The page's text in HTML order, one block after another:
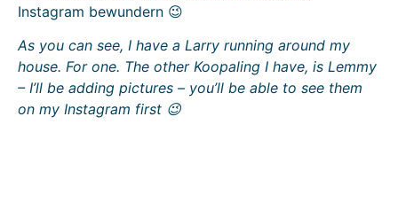
Instagram bewundern 😉
As you can see, I have a Larry running around my
house. For one. The other Koopaling I have, is Lemmy
– I’ll be adding pictures – you’ll be able to see them
on my Instagram first 😉